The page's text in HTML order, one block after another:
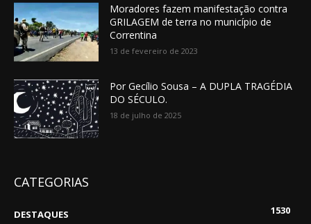
Moradores fazem manifestação contra
GRILAGEM de terra no município de
Correntina
13 de fevereiro de 2023
Por Gecílio Sousa – A DUPLA TRAGÉDIA
DO SÉCULO.
18 de julho de 2025
CATEGORIAS
DESTAQUES
1530